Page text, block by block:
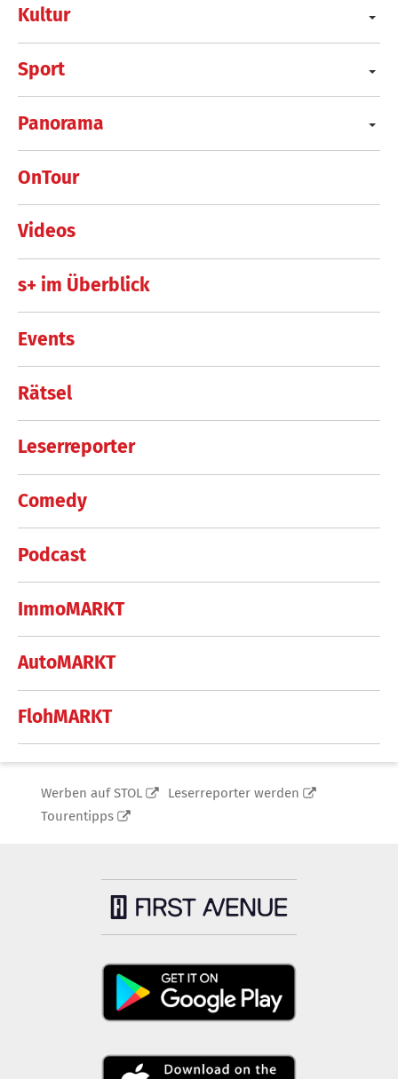
Kultur
Sport
Panorama
OnTour
Videos
s+ im Überblick
Events
Rätsel
Leserreporter
Comedy
Podcast
ImmoMARKT
AutoMARKT
FlohMARKT
Werben auf STOL
Leserreporter werden
Tourentipps